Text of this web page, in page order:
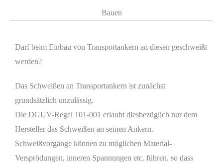
Bauen
Darf beim Einbau von Transportankern an diesen geschweißt
werden?
Das Schweißen an Transportankern ist zunächst
grundsätzlich unzulässig.
Die DGUV-Regel 101-001 erlaubt diesbezüglich nur dem
Hersteller das Schweißen an seinen Ankern.
Schweißvorgänge können zu möglichen Material-
Versprödungen, inneren Spannungen etc. führen, so dass